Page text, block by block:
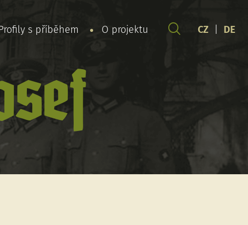
s příběhem O projektu CZ DE